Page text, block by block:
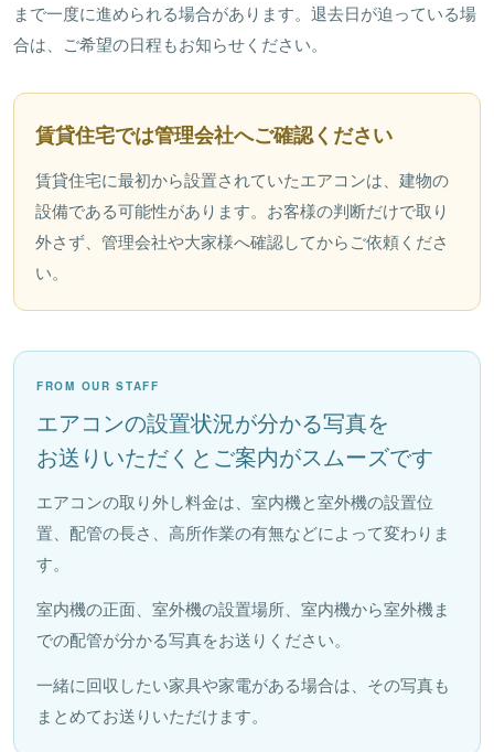
まで一度に進められる場合があります。退去日が迫っている場
合は、ご希望の日程もお知らせください。
賃貸住宅では管理会社へご確認ください
賃貸住宅に最初から設置されていたエアコンは、建物の
設備である可能性があります。お客様の判断だけで取り
外さず、管理会社や大家様へ確認してからご依頼くださ
い。
FROM OUR STAFF
エアコンの設置状況が分かる写真を
お送りいただくとご案内がスムーズです
エアコンの取り外し料金は、室内機と室外機の設置位
置、配管の長さ、高所作業の有無などによって変わりま
す。
室内機の正面、室外機の設置場所、室内機から室外機ま
での配管が分かる写真をお送りください。
一緒に回収したい家具や家電がある場合は、その写真も
まとめてお送りいただけます。